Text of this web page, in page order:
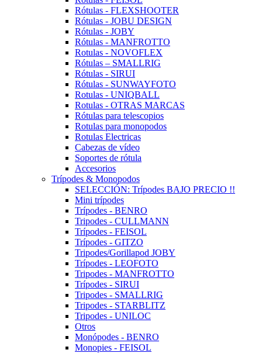
Rótulas - FLEXSHOOTER
Rótulas - JOBU DESIGN
Rótulas - JOBY
Rótulas - MANFROTTO
Rotulas - NOVOFLEX
Rótulas – SMALLRIG
Rótulas - SIRUI
Rótulas - SUNWAYFOTO
Rotulas - UNIQBALL
Rotulas - OTRAS MARCAS
Rótulas para telescopios
Rotulas para monopodos
Rotulas Electricas
Cabezas de vídeo
Soportes de rótula
Accesorios
Trípodes & Monopodos
SELECCIÓN: Trípodes BAJO PRECIO !!
Mini trípodes
Trípodes - BENRO
Tripodes - CULLMANN
Trípodes - FEISOL
Trípodes - GITZO
Tripodes/Gorillapod JOBY
Trípodes - LEOFOTO
Tripodes - MANFROTTO
Trípodes - SIRUI
Tripodes - SMALLRIG
Tripodes - STARBLITZ
Tripodes - UNILOC
Otros
Monópodes - BENRO
Monopies - FEISOL